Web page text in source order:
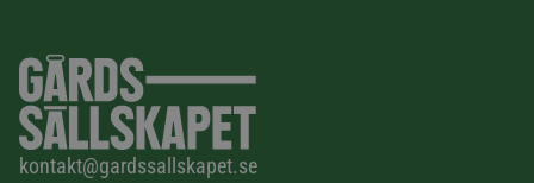
kontakt@gardssallskapet.se